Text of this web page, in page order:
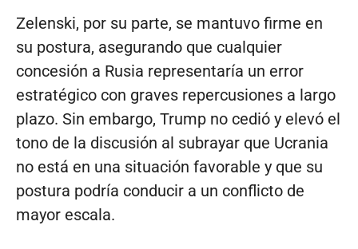
Zelenski, por su parte, se mantuvo firme en
su postura, asegurando que cualquier
concesión a Rusia representaría un error
estratégico con graves repercusiones a largo
plazo. Sin embargo, Trump no cedió y elevó el
tono de la discusión al subrayar que Ucrania
no está en una situación favorable y que su
postura podría conducir a un conflicto de
mayor escala.